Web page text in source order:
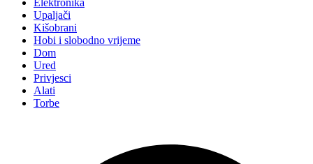
Upaljači
Kišobrani
Hobi i slobodno vrijeme
Dom
Ured
Privjesci
Alati
Torbe